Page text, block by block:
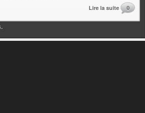
Lire la suite 0